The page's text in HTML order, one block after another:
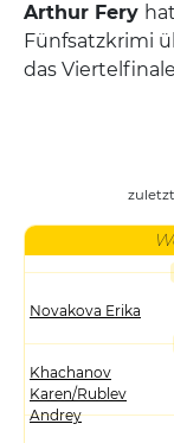
Arthur Fery
Fünfsatzkrimi
das
Novakova Erika
Khachanov
Karen/Rublev
Andrey